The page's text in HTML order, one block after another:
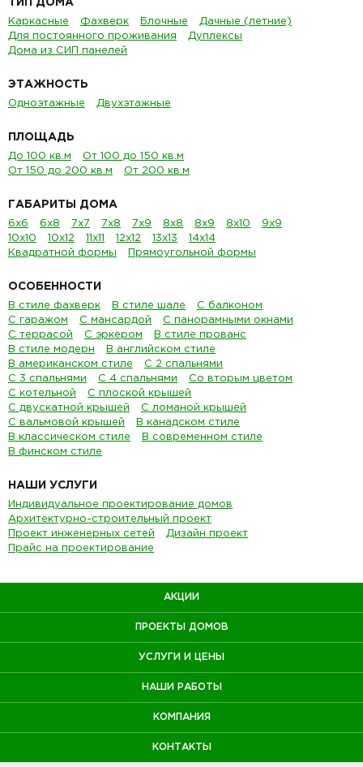
ТИП ДОМА
Каркасные Фахверк Блочные
Дачные (летние)
Для постоянного проживания
Дуплексы
Дома из СИП панелей
ЭТАЖНОСТЬ
Одноэтажные Двухэтажные
ПЛОЩАДЬ
До 100 кв.м
От 100 до 150 кв.м
От 150 до 200 кв.м
От 200 кв.м
ГАБАРИТЫ ДОМА
6х6 6х8 7х7 7х8 7х9 8х8 8х9 8х10
9х9
10х10
10х12 11х11 12х12 13х13
14х14
Квадратной формы
Прямоугольной формы
ОСОБЕННОСТИ
В стиле фахверк В стиле шале
С балконом
С гаражом
С мансардой
С панорамными окнами
С террасой
С эркером
В стиле прованс
В стиле модерн
В английском стиле
В американском стиле
С 2 спальнями
С 3 спальнями
С 4 спальнями
Со вторым цветом
С котельной
С плоской крышей
С двускатной крышей
С ломаной крышей
С вальмовой крышей
В канадском стиле
В классическом стиле
В современном стиле
В финском стиле
НАШИ УСЛУГИ
Индивидуальное проектирование домов
Архитектурно-строительный проект
Проект инженерных сетей
Дизайн проект
Прайс на проектирование
АКЦИИ
ПРОЕКТЫ ДОМОВ
УСЛУГИ И ЦЕНЫ
НАШИ РАБОТЫ
КОМПАНИЯ
КОНТАКТЫ